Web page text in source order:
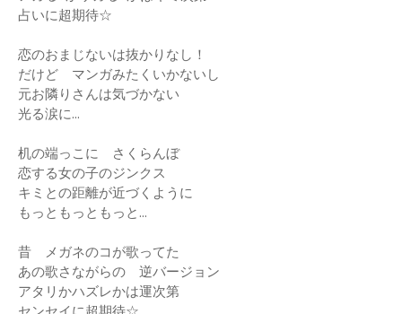
占いに超期待☆
恋のおまじないは抜かりなし！
だけど マンガみたくいかないし
元お隣りさんは気づかない
光る涙に…
机の端っこに さくらんぼ
恋する女の子のジンクス
キミとの距離が近づくように
もっともっともっと…
昔 メガネのコが歌ってた
あの歌さながらの 逆バージョン
アタリかハズレかは運次第